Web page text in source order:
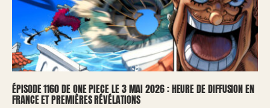
ÉPISODE 1160 DE ONE PIECE LE 3 MAI 2026 : HEURE DE DIFFUSION EN
FRANCE ET PREMIÈRES RÉVÉLATIONS